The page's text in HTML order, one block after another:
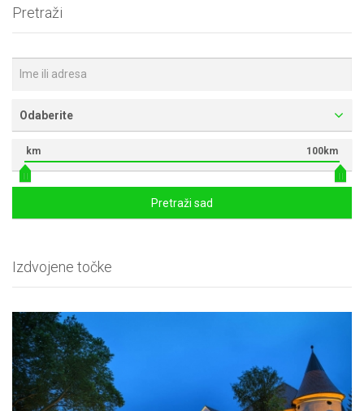
Pretraži
Odaberite
km 100km
Pretraži sad
Izdvojene točke